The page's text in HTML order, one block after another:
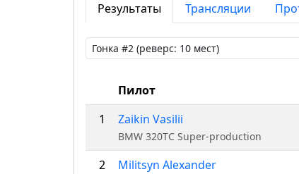
Результаты Трансляции
Пилот
1
Zaikin Vasilii
BMW 320TC Super-production
2 Militsyn Alexander